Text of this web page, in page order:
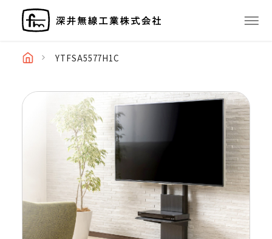
YTFSA5577H1C